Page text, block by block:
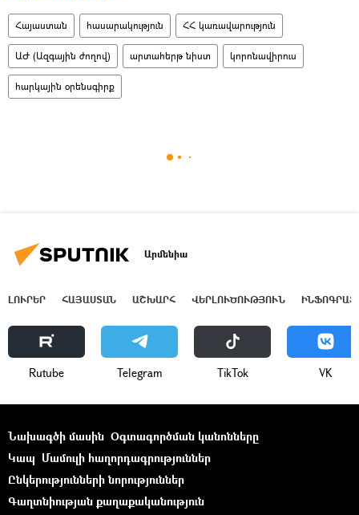
Հայաստան հասարակություն ՀՀ կառավարություն
ԱԺ (Ազգային ժողով) արտահերթ նիստ կորոնավիրուս
հարկային օրենսգիրք
Արմենիա
ԼՈՒՐԵՐ ՀԱՅԱՍՏԱՆ ԱՇԽԱՐՀ ՎԵՐԼՈՒԾՈՒԹՅՈՒՆ
Rutube Telegram ТikТоk VK
Նախագծի մասին Օգտագործման կանոնները
Կապ Մամուլի հաղորդագրություններ
Ընկերությունների նորություններ
Գաղտնիության քաղաքականություն